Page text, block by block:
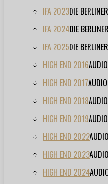
IFA 2023DIE
IFA 2024DIE
IFA 2025DIE
HIGH END 2016
HIGH END 2017
HIGH END 2018
HIGH END 2019
HIGH END 2022
HIGH END 2023
HIGH END 2024